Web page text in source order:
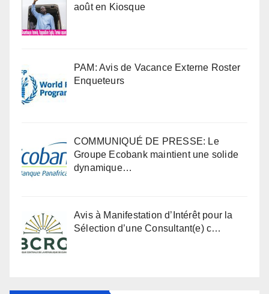
août en Kiosque
PAM: Avis de Vacance Externe Roster
Enqueteurs
COMMUNIQUÉ DE PRESSE: Le
Groupe Ecobank maintient une solide
dynamique…
Avis à Manifestation d’Intérêt pour la
Sélection d’une Consultant(e) c…